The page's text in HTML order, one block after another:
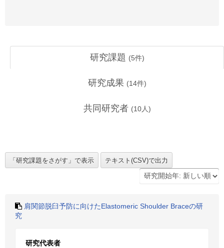
研究課題 (5件)
研究成果 (14件)
共同研究者 (10人)
肩関節脱臼予防に向けたElastomeric Shoulder Braceの研
究
研究代表者